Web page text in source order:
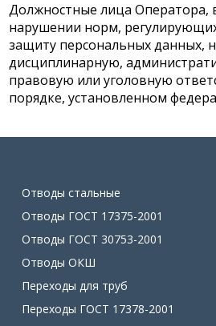
Должностные лица Оператора,
нарушении норм,
защиту персональных данных,
дисциплинарную,
правовую или уголовную
порядке, установленном
Отводы стальные
Отводы ГОСТ 17375-2001
Отводы ГОСТ 30753-2001
Отводы ОКШ
Переходы для труб
Переходы ГОСТ 17378-2001